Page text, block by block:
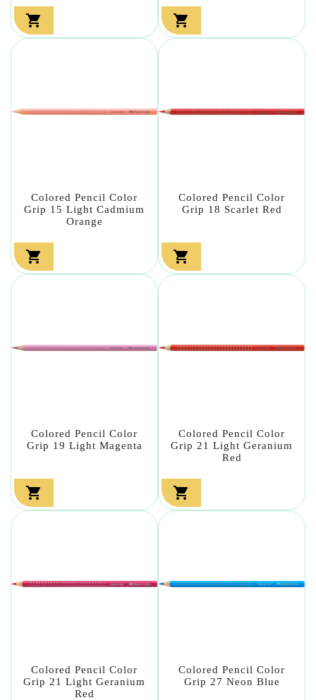
 
Colored Pencil Color
Grip 15 Light Cadmium
Orange

Colored Pencil Color
Grip 18 Scarlet Red

Colored Pencil Color
Grip 19 Light Magenta

Colored Pencil Color
Grip 21 Light Geranium
Red

Colored Pencil Color
Grip 21 Light Geranium
Red
Colored Pencil Color
Grip 27 Neon Blue